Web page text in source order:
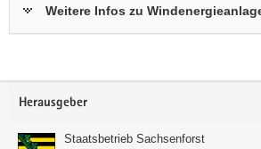
Weitere Infos zu
Footer-
Herausgeber
Staatsbetrieb Sachsenforst